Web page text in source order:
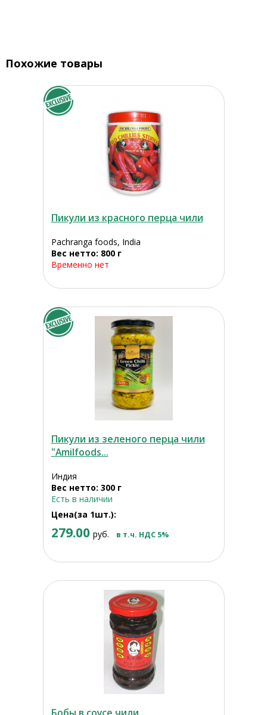
Похожие товары
Пикули из красного перца чили
Pachranga foods, India
Вес нетто: 800 г
Временно нет
Пикули из зеленого перца чили
"Amilfoods...
Индия
Вес нетто: 300 г
Есть в наличии
Цена(за 1шт.):
279.00 руб. в т.ч. НДС 5%